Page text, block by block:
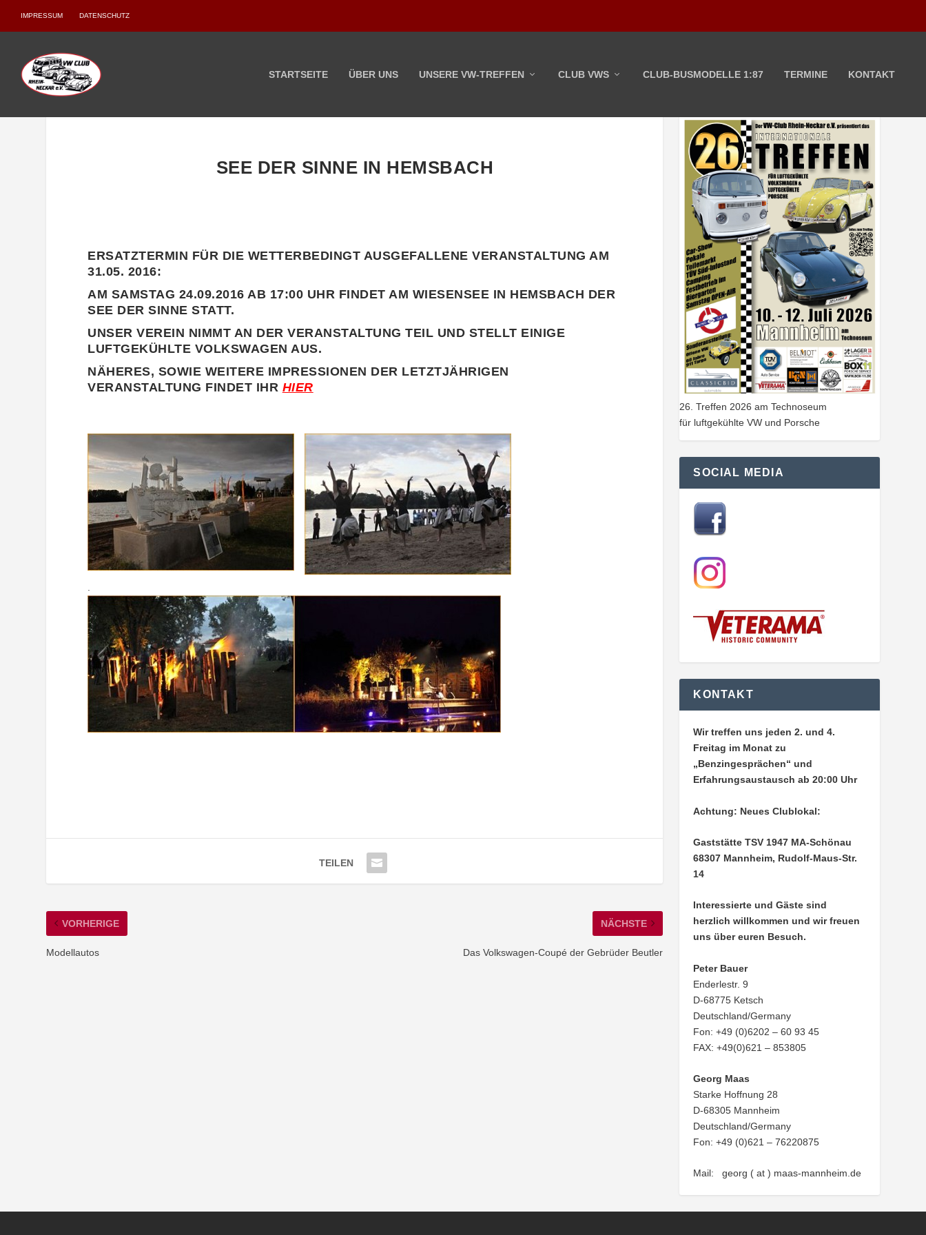
IMPRESSUM DATENSCHUTZ
STARTSEITE ÜBER UNS UNSERE VW-TREFFEN CLUB VWS CLUB-BUSMODELLE 1:87 TERMINE KONTAKT
SEE DER SINNE IN HEMSBACH
ERSATZTERMIN FÜR DIE WETTERBEDINGT AUSGEFALLENE VERANSTALTUNG AM
31.05. 2016:
AM SAMSTAG 24.09.2016 AB 17:00 UHR FINDET AM WIESENSEE IN HEMSBACH DER
SEE DER SINNE STATT.
UNSER VEREIN NIMMT AN DER VERANSTALTUNG TEIL UND STELLT EINIGE
LUFTGEKÜHLTE VOLKSWAGEN AUS.
NÄHERES, SOWIE WEITERE IMPRESSIONEN DER LETZTJÄHRIGEN
VERANSTALTUNG FINDET IHR HIER
.
TEILEN
VORHERIGE
Modellautos
NÄCHSTE
Das Volkswagen-Coupé der Gebrüder Beutler
26. Treffen 2026 am Technoseum
für luftgekühlte VW und Porsche
SOCIAL MEDIA
KONTAKT
Wir treffen uns jeden 2. und 4.
Freitag im Monat zu
„Benzingesprächen“ und
Erfahrungsaustausch ab 20:00 Uhr
Achtung: Neues Clublokal:
Gaststätte TSV 1947 MA-Schönau
68307 Mannheim, Rudolf-Maus-Str.
14
Interessierte und Gäste sind
herzlich willkommen und wir freuen
uns über euren Besuch.
Peter Bauer
Enderlestr. 9
D-68775 Ketsch
Deutschland/Germany
Fon: +49 (0)6202 – 60 93 45
FAX: +49(0)621 – 853805
Georg Maas
Starke Hoffnung 28
D-68305 Mannheim
Deutschland/Germany
Fon: +49 (0)621 – 76220875
Mail: georg ( at ) maas-mannheim.de